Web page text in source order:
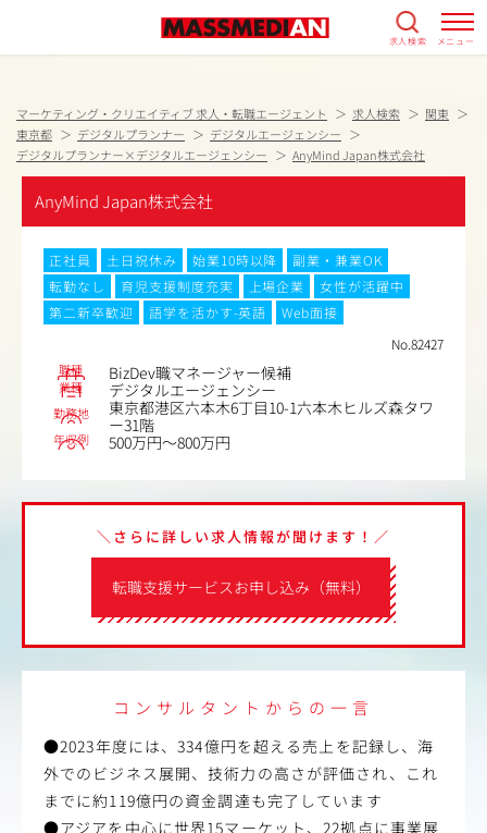
求人検索 メニュー
マーケティング・クリエイティブ 求人・転職エージェント 求人検索
関東
東京都
デジタルプランナー
デジタルエージェンシー
デジタルプランナー×デジタルエージェンシー
AnyMind Japan株式会社
AnyMind Japan株式会社
正社員 土日祝休み 始業10時以降
副業・兼業OK
転勤なし
育児支援制度充実 上場企業
女性が活躍中
第二新卒歓迎
語学を活かす-英語
Web面接
No.82427
職種 BizDev職マネージャー候補
業種 デジタルエージェンシー
勤務地
東京都港区六本木6丁目10-1六本木ヒルズ森タワ
ー31階
年収例 500万円～800万円
転職支援サービスお申し込み（無料）
＼さらに詳しい求人情報が聞けます！／
コンサルタントからの一言
●2023年度には、334億円を超える売上を記録し、海
外でのビジネス展開、技術力の高さが評価され、これ
までに約119億円の資金調達も完了しています
●アジアを中心に世界15マーケット、22拠点に事業展